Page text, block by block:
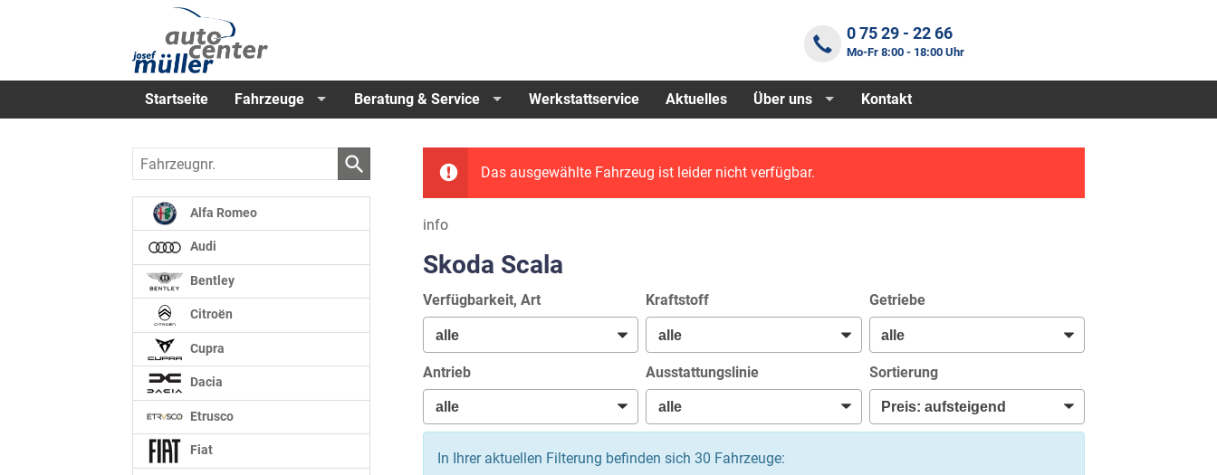
0 75 29 - 22 66
Mo-Fr 8:00 - 18:00 Uhr
Startseite Fahrzeuge Beratung & Service Werkstattservice Aktuelles Über uns Kontakt
Das ausgewählte Fahrzeug ist leider nicht verfügbar.
info
Skoda Scala
Verfügbarkeit, Art Kraftstoff Getriebe
Antrieb Ausstattungslinie Sortierung
In Ihrer aktuellen Filterung befinden sich 30 Fahrzeuge:
Fahrzeugnr.
Alfa Romeo
Audi
Bentley
Citroën
Cupra
Dacia
Etrusco
Fiat